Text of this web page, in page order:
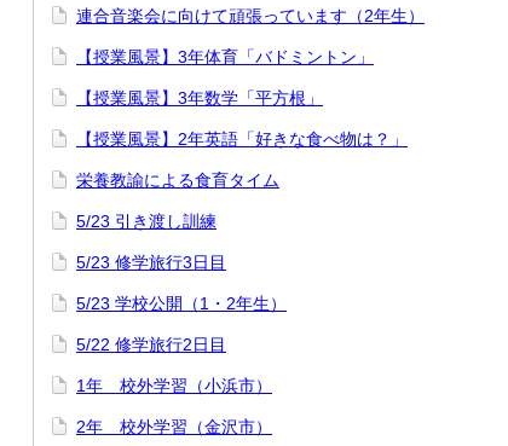
連合音楽会に向けて頑張っています（2年生）
【授業風景】3年体育「バドミントン」
【授業風景】3年数学「平方根」
【授業風景】2年英語「好きな食べ物は？」
栄養教諭による食育タイム
5/23 引き渡し訓練
5/23 修学旅行3日目
5/23 学校公開（1・2年生）
5/22 修学旅行2日目
1年 校外学習（小浜市）
2年 校外学習（金沢市）